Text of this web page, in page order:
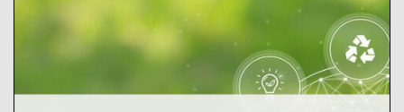
L’outil « agroBRIDGES Net » est un
espace en ligne qui rassemble les
acteurs agroalimentaires locaux pour
coopérer et créer des circuits courts